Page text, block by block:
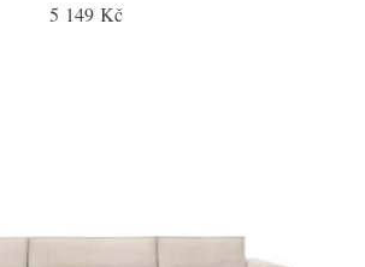
5 149 Kč